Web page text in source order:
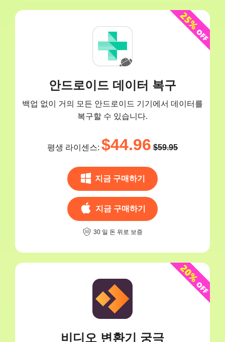
안드로이드 데이터 복구
백업 없이 거의 모든 안드로이드 기기에서 데이터를
복구할 수 있습니다.
평생 라이센스: $44.96 $59.95
지금 구매하기
지금 구매하기
30 일 돈 위로 보증
비디오 변환기 궁극